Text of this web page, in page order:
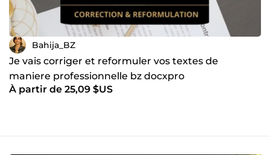
Bahija_BZ
Je vais corriger et reformuler vos textes de
maniere professionnelle bz docxpro
À partir de 25,09 $US